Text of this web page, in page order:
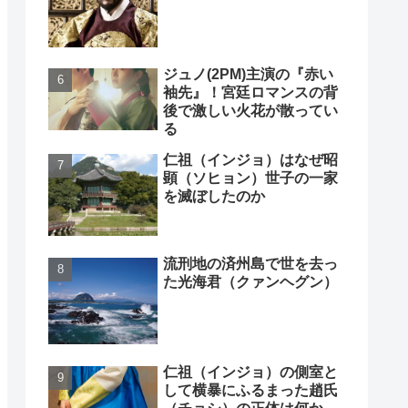
ジュノ(2PM)主演の『赤い
袖先』！宮廷ロマンスの背
後で激しい火花が散ってい
る
仁祖（インジョ）はなぜ昭
顕（ソヒョン）世子の一家
を滅ぼしたのか
流刑地の済州島で世を去っ
た光海君（クァンヘグン）
仁祖（インジョ）の側室と
して横暴にふるまった趙氏